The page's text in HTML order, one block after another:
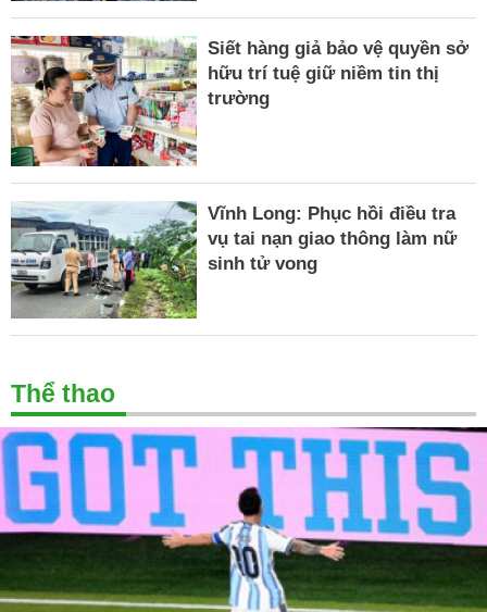
Siết hàng giả bảo vệ quyền sở
hữu trí tuệ giữ niềm tin thị
trường
Vĩnh Long: Phục hồi điều tra
vụ tai nạn giao thông làm nữ
sinh tử vong
Thể thao